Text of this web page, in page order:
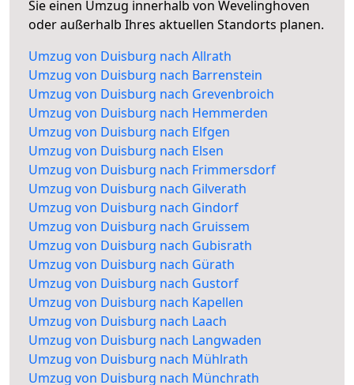
Sie einen Umzug innerhalb von Wevelinghoven
oder außerhalb Ihres aktuellen Standorts planen.
Umzug von Duisburg nach Allrath
Umzug von Duisburg nach Barrenstein
Umzug von Duisburg nach Grevenbroich
Umzug von Duisburg nach Hemmerden
Umzug von Duisburg nach Elfgen
Umzug von Duisburg nach Elsen
Umzug von Duisburg nach Frimmersdorf
Umzug von Duisburg nach Gilverath
Umzug von Duisburg nach Gindorf
Umzug von Duisburg nach Gruissem
Umzug von Duisburg nach Gubisrath
Umzug von Duisburg nach Gürath
Umzug von Duisburg nach Gustorf
Umzug von Duisburg nach Kapellen
Umzug von Duisburg nach Laach
Umzug von Duisburg nach Langwaden
Umzug von Duisburg nach Mühlrath
Umzug von Duisburg nach Münchrath